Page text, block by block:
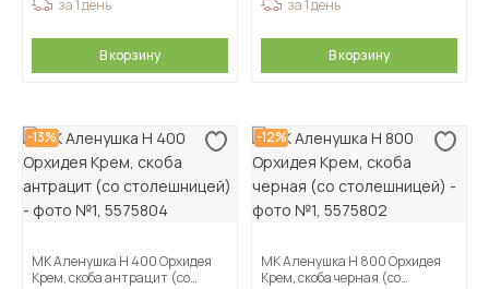
за 1 день
В корзину
за 1 день
В корзину
-13%
МК Аленушка Н 400 Орхидея
Крем, скоба антрацит (со
-12%
МК Аленушка Н 800 Орхидея
Крем, скоба черная (со